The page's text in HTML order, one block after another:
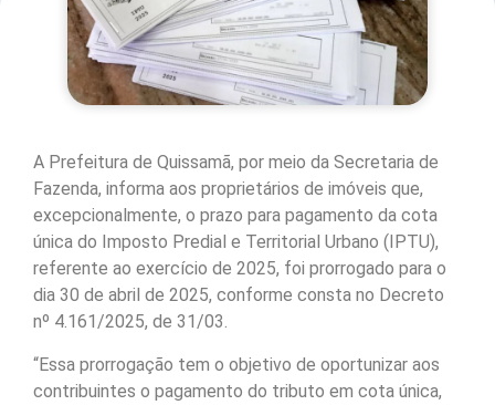
A Prefeitura de Quissamã, por meio da Secretaria de
Fazenda, informa aos proprietários de imóveis que,
excepcionalmente, o prazo para pagamento da cota
única do Imposto Predial e Territorial Urbano (IPTU),
referente ao exercício de 2025, foi prorrogado para o
dia 30 de abril de 2025, conforme consta no Decreto
nº 4.161/2025, de 31/03.
“Essa prorrogação tem o objetivo de oportunizar aos
contribuintes o pagamento do tributo em cota única,